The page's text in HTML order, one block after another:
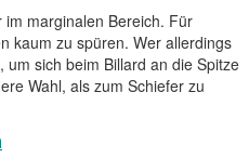
marginalen Bereich. Für
kaum zu spüren. Wer allerdings
um sich beim Billard an die Spitze
Wahl, als zum Schiefer zu